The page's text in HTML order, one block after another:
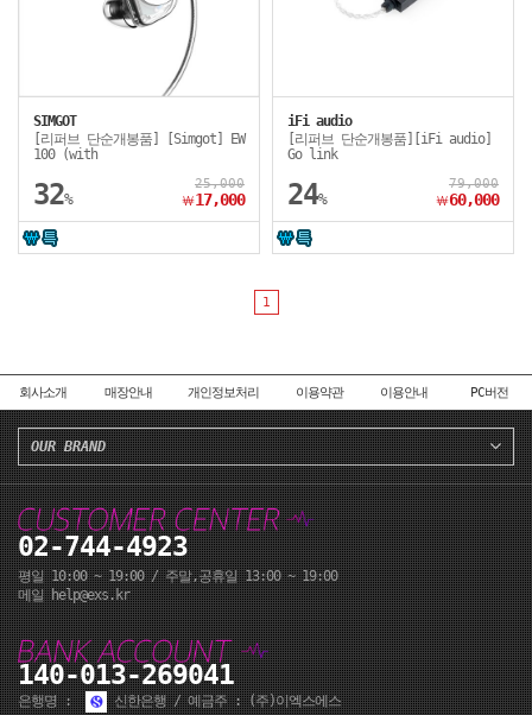
SIMGOT
[리퍼브 단순개봉품] [Simgot] EW
100 (with
32%
25,000
￦17,000
iFi audio
[리퍼브 단순개봉품][iFi audio]
Go link
24%
79,000
￦60,000
1
회사소개 매장안내 개인정보처리 이용약관 이용안내 PC버전
OUR BRAND
02-744-4923
평일 10:00 ~ 19:00 / 주말,공휴일 13:00 ~ 19:00
메일 help@exs.kr
140-013-269041
은행명 : 신한은행 / 예금주 : (주)이엑스에스